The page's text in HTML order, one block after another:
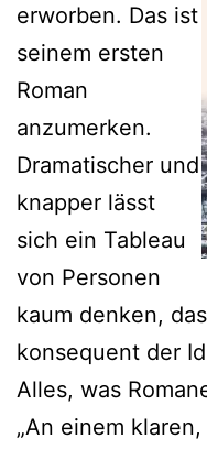
erworben. Das ist
seinem ersten
Roman
anzumerken.
Dramatischer und
knapper lässt
sich ein Tableau
von Personen
kaum denken,
konsequent der
Alles, was
„An einem